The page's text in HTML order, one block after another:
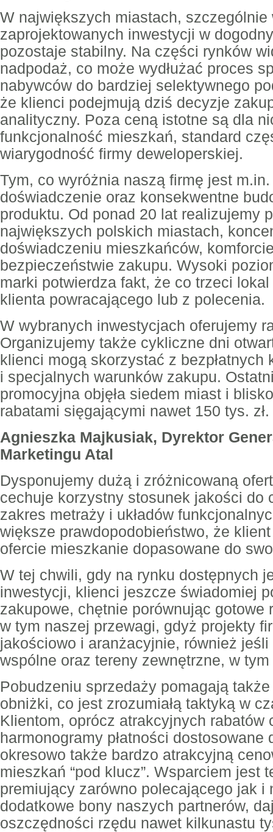
W największych miastach, szczególnie
zaprojektowanych inwestycji w
pozostaje stabilny. Na części rynków
nadpodaż, co może wydłużać proces
nabywców do bardziej selektywnego
że klienci podejmują dziś decyzje
analityczny. Poza ceną istotne są dla
funkcjonalność mieszkań, standard
wiarygodność firmy deweloperskiej.
Tym, co wyróżnia naszą firmę jest
doświadczenie oraz konsekwentne
produktu. Od ponad 20 lat realizujemy
największych polskich miastach,
doświadczeniu mieszkańców,
bezpieczeństwie zakupu. Wysoki
marki potwierdza fakt, że co trzeci
klienta powracającego lub z polecenia.
W wybranych inwestycjach oferujemy
Organizujemy także cykliczne dni
klienci mogą skorzystać z bezpłatnych
i specjalnych warunków zakupu.
promocyjna objęła siedem miast i
rabatami sięgającymi nawet 150 tys. zł.
Agnieszka Majkusiak, Dyrektor
Marketingu Atal
Dysponujemy dużą i zróżnicowaną
cechuje korzystny stosunek jakości do
zakres metraży i układów
większe prawdopodobieństwo, że
ofercie mieszkanie dopasowane do
W tej chwili, gdy na rynku dostępnych
inwestycji, klienci jeszcze świadomiej
zakupowe, chętnie porównując gotowe
w tym naszej przewagi, gdyż projekty
jakościowo i aranżacyjnie, również
wspólne oraz tereny zewnętrzne, w
Pobudzeniu sprzedaży pomagają
obniżki, co jest zrozumiałą taktyką w
Klientom, oprócz atrakcyjnych rabatów
harmonogramy płatności dostosowane
okresowo także bardzo atrakcyjną
mieszkań “pod klucz”. Wsparciem jest
premiujący zarówno polecającego jak i
dodatkowe bony naszych partnerów,
oszczędności rzędu nawet kilkunastu